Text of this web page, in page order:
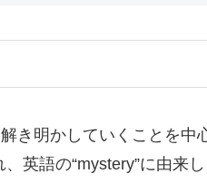
き明かしていくことを中
英語の“mystery”に由来